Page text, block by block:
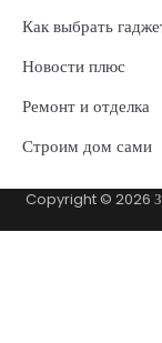
Как выбрать
Новости плюс
Ремонт и отделка
Строим дом сами
Copyright © 2026